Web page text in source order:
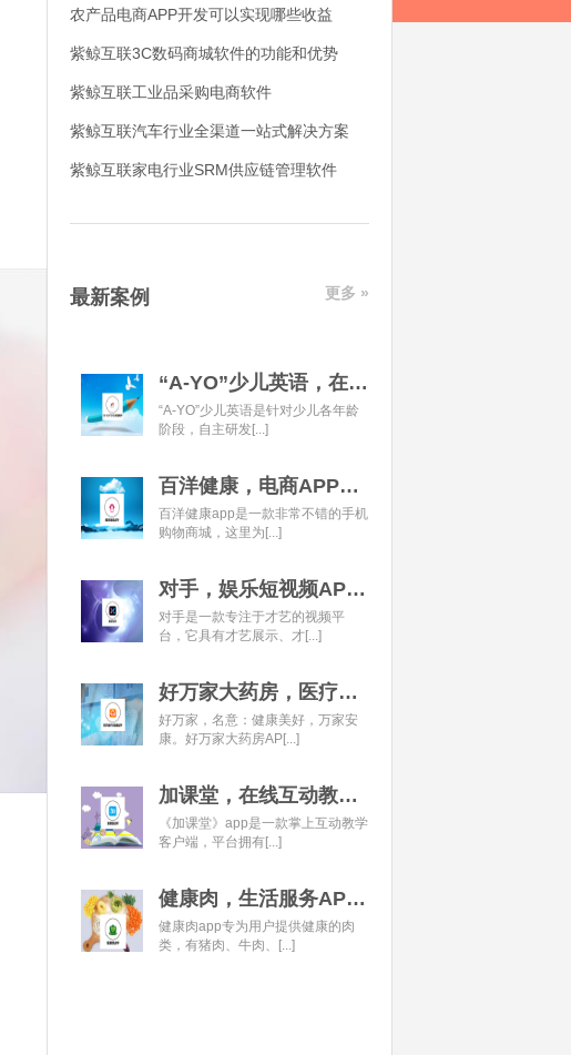
农产品电商APP开发可以实现哪些收益
紫鲸互联3C数码商城软件的功能和优势
紫鲸互联工业品采购电商软件
紫鲸互联汽车行业全渠道一站式解决方案
紫鲸互联家电行业SRM供应链管理软件
最新案例 更多 »
“A-YO”少儿英语，在线语言学习平台开发经典案例
“A-YO”少儿英语是针对少儿各年龄
阶段，自主研发[...]
百洋健康，电商APP开发经典案例
百洋健康app是一款非常不错的手机
购物商城，这里为[...]
对手，娱乐短视频APP开发经典案例
对手是一款专注于才艺的视频平
台，它具有才艺展示、才[...]
好万家大药房，医疗健康APP开发经典案例
好万家，名意：健康美好，万家安
康。好万家大药房AP[...]
加课堂，在线互动教育APP经典案例
《加课堂》app是一款掌上互动教学
客户端，平台拥有[...]
健康肉，生活服务APP开发经典案例
健康肉app专为用户提供健康的肉
类，有猪肉、牛肉、[...]